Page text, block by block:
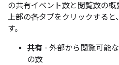
の共有イベント数と閲覧数の
上部の各タブをクリックすると
す。
共有 - 外部から閲覧可能
の数